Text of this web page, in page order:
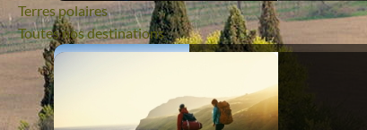
Terres polaires
Toutes nos destinations